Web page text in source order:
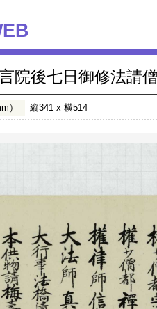
院後七日御修法請
） 縦341 x 横514